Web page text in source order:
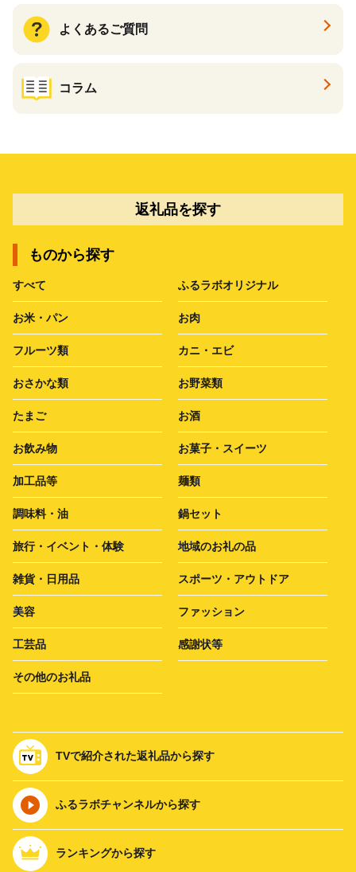
よくあるご質問
コラム
返礼品を探す
ものから探す
すべて ふるラボオリジナル
お米・パン お肉
フルーツ類 カニ・エビ
おさかな類 お野菜類
たまご お酒
お飲み物 お菓子・スイーツ
加工品等 麺類
調味料・油 鍋セット
旅行・イベント・体験 地域のお礼の品
雑貨・日用品 スポーツ・アウトドア
美容 ファッション
工芸品 感謝状等
その他のお礼品
TVで紹介された返礼品から探す
ふるラボチャンネルから探す
ランキングから探す